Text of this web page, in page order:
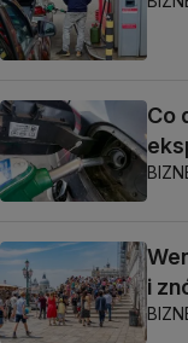
Co
i